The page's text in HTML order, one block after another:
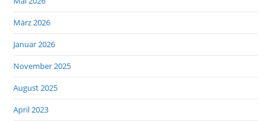
März 2026
Januar 2026
November 2025
August 2025
April 2023